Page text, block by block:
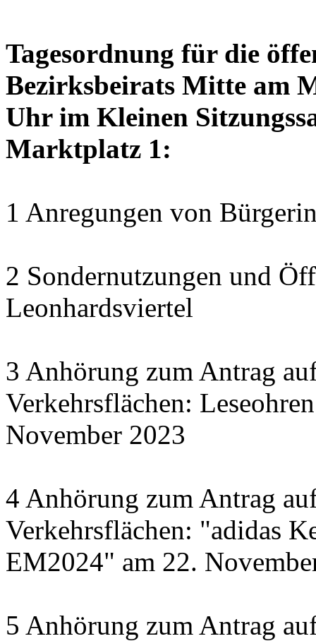
Tagesordnung für die
Bezirksbeirats Mitte am
Uhr im Kleinen
Marktplatz 1:
1 Anregungen von
2 Sondernutzungen und
Leonhardsviertel
3 Anhörung zum Antrag
Verkehrsflächen:
November 2023
4 Anhörung zum Antrag
Verkehrsflächen: "adidas
EM2024" am 22.
5 Anhörung zum Antrag